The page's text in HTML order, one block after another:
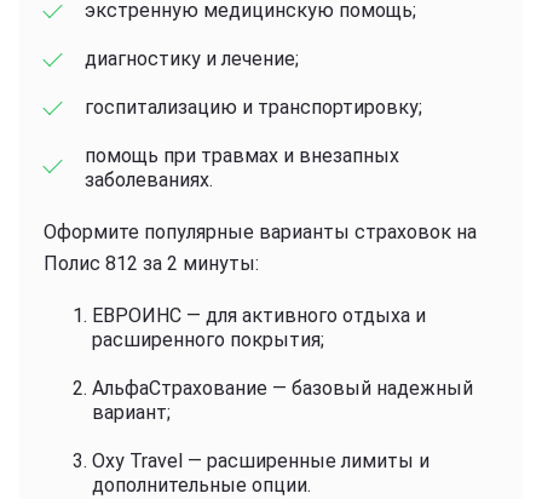
экстренную медицинскую помощь;
диагностику и лечение;
госпитализацию и транспортировку;
помощь при травмах и внезапных
заболеваниях.
Оформите популярные варианты страховок на
Полис 812 за 2 минуты:
ЕВРОИНС — для активного отдыха и
расширенного покрытия;
АльфаСтрахование — базовый надежный
вариант;
Oxy Travel — расширенные лимиты и
дополнительные опции.